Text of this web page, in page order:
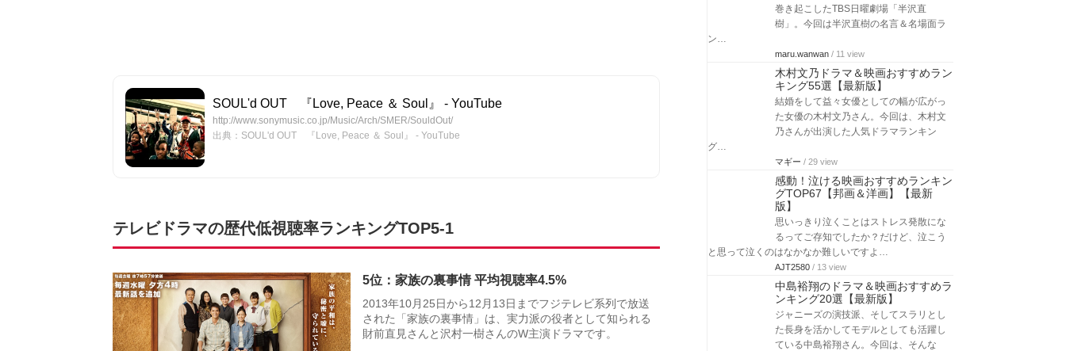
SOUL'd OUT 『Love, Peace ＆ Soul』 - YouTube
http://www.sonymusic.co.jp/Music/Arch/SMER/SouldOut/
出典：SOUL'd OUT 『Love, Peace ＆ Soul』 - YouTube
テレビドラマの歴代低視聴率ランキングTOP5-1
5位：家族の裏事情 平均視聴率4.5%
2013年10月25日から12月13日までフジテレビ系列で放送
された「家族の裏事情」は、実力派の役者として知られる
財前直見さんと沢村一樹さんのW主演ドラマです。
巻き起こしたTBS日曜劇場「半沢直
樹」。今回は半沢直樹の名言＆名場面ラ
ン…
maru.wanwan / 11 view
木村文乃ドラマ＆映画おすすめラン
キング55選【最新版】
結婚をして益々女優としての幅が広がっ
た女優の木村文乃さん。今回は、木村文
乃さんが出演した人気ドラマランキン
グ…
マギー / 29 view
感動！泣ける映画おすすめランキン
グTOP67【邦画＆洋画】【最新
版】
思いっきり泣くことはストレス発散にな
るってご存知でしたか？だけど、泣こう
と思って泣くのはなかなか難しいですよ…
AJT2580 / 13 view
中島裕翔のドラマ＆映画おすすめラ
ンキング20選【最新版】
ジャニーズの演技派、そしてスラリとし
た長身を活かしてモデルとしても活躍し
ている中島裕翔さん。今回は、そんな